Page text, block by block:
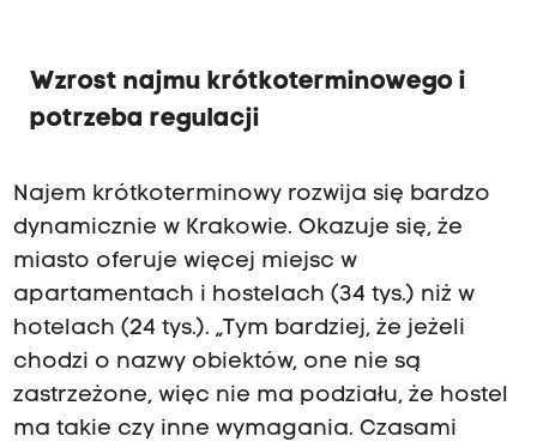
Wzrost najmu krótkoterminowego i
potrzeba regulacji
Najem krótkoterminowy rozwija się bardzo
dynamicznie w Krakowie. Okazuje się, że
miasto oferuje więcej miejsc w
apartamentach i hostelach (34 tys.) niż w
hotelach (24 tys.). „Tym bardziej, że jeżeli
chodzi o nazwy obiektów, one nie są
zastrzeżone, więc nie ma podziału, że hostel
ma takie czy inne wymagania. Czasami